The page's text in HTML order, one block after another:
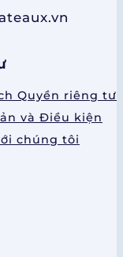
Quyền riêng tư
và Điều kiện
chúng tôi